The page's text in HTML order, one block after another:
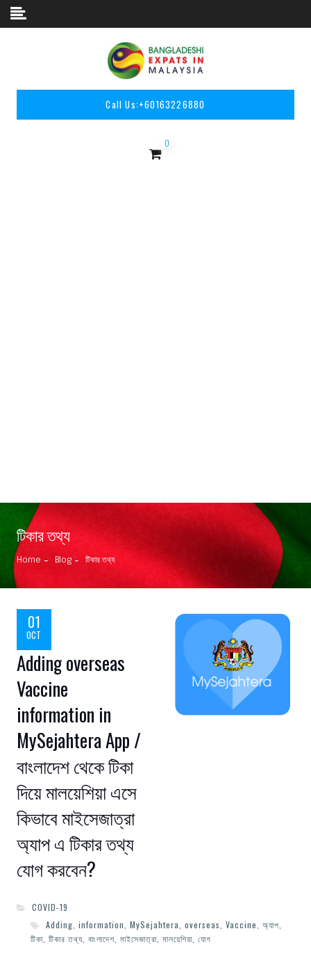
Skip to content
Call Us:+60163226880
0
টিকার তথ্য
Home Blog টিকার তথ্য
01
OCT
Adding overseas
Vaccine
information in
MySejahtera App /
বাংলাদেশ থেকে টিকা
দিয়ে মালয়েশিয়া এসে
কিভাবে মাইসেজাত্রা
অ্যাপ এ টিকার তথ্য
যোগ করবেন?
COVID-19
Adding information MySejahtera overseas Vaccine অ্যাপ
টিকা, টিকার তথ্য বাংলাদেশ, মাইসেজাত্রা, মালয়েশিয়া, যোগ